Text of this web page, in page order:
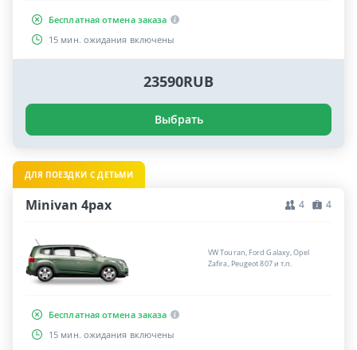
Бесплатная отмена заказа
15 мин. ожидания включены
23590RUB
Выбрать
ДЛЯ ПОЕЗДКИ С ДЕТЬМИ
Minivan 4pax 4 4
VW Touran, Ford Galaxy, Opel
Zafira, Peugeot 807 и т.п.
Бесплатная отмена заказа
15 мин. ожидания включены